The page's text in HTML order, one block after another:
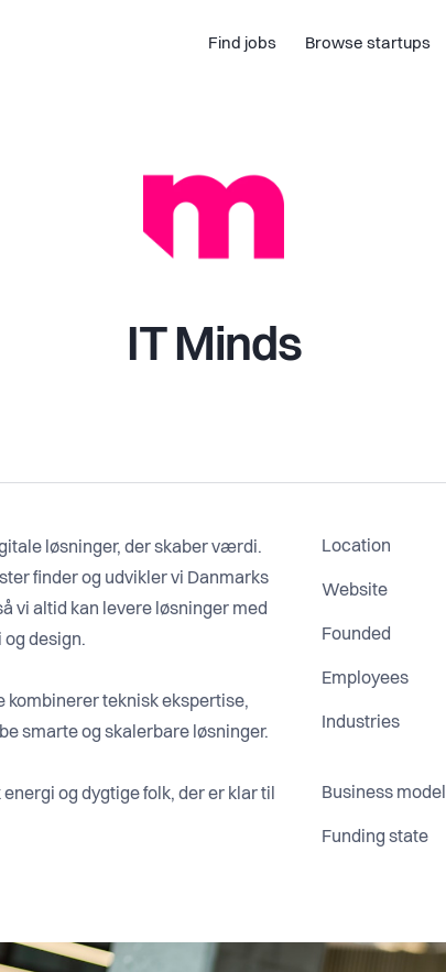
Find jobs Browse startups
IT Minds
løsninger, der skaber værdi.
finder og udvikler vi Danmarks
vi altid kan levere løsninger med
og design.
kombinerer teknisk ekspertise,
smarte og skalerbare løsninger.
og dygtige folk, der er klar til
Location
Website
Founded
Employees
Industries
Business model
Funding state